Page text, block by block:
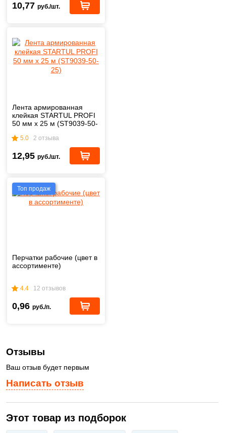
10,77 руб./шт.
Лента армированная
клейкая STARTUL PROFI
50 мм х 25 м (ST9039-50-
5.0 2 отзыва
12,95 руб./шт.
Топ продаж
Перчатки рабочие (цвет в
ассортименте)
4.4 12 отзывов
0,96 руб./п.
Написать отзыв
Отзывы
Ваш отзыв будет первым
Этот товар из подборок